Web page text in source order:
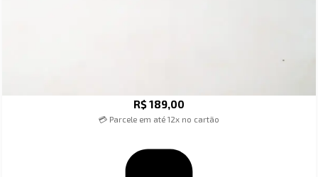
R$189,00
💳 Parcele em até 12x no cartão